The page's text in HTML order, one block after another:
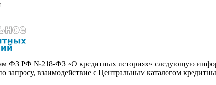
ФЗ РФ №218-ФЗ «О кредитных историях» следующую
запросу, взаимодействие с Центральным каталогом